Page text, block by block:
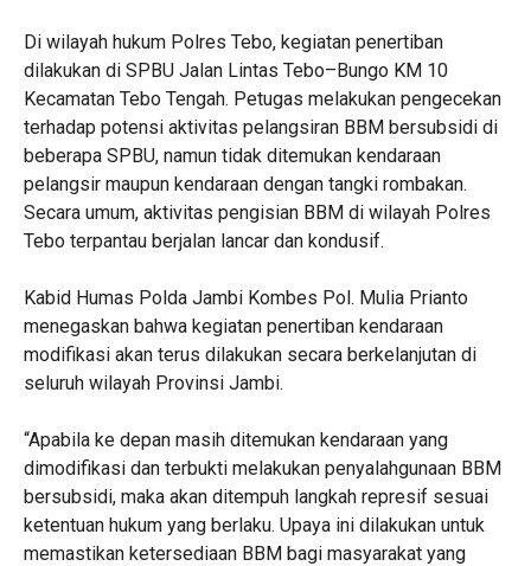
Di wilayah hukum Polres Tebo, kegiatan penertiban
dilakukan di SPBU Jalan Lintas Tebo–Bungo KM 10
Kecamatan Tebo Tengah. Petugas melakukan pengecekan
terhadap potensi aktivitas pelangsiran BBM bersubsidi di
beberapa SPBU, namun tidak ditemukan kendaraan
pelangsir maupun kendaraan dengan tangki rombakan.
Secara umum, aktivitas pengisian BBM di wilayah Polres
Tebo terpantau berjalan lancar dan kondusif.
Kabid Humas Polda Jambi Kombes Pol. Mulia Prianto
menegaskan bahwa kegiatan penertiban kendaraan
modifikasi akan terus dilakukan secara berkelanjutan di
seluruh wilayah Provinsi Jambi.
“Apabila ke depan masih ditemukan kendaraan yang
dimodifikasi dan terbukti melakukan penyalahgunaan BBM
bersubsidi, maka akan ditempuh langkah represif sesuai
ketentuan hukum yang berlaku. Upaya ini dilakukan untuk
memastikan ketersediaan BBM bagi masyarakat yang